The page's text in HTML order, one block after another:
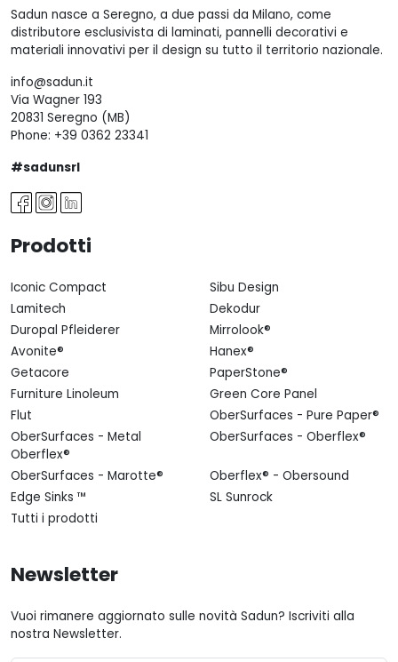
Sadun nasce a Seregno, a due passi da Milano, come
distributore esclusivista di laminati, pannelli decorativi e
materiali innovativi per il design su tutto il territorio nazionale.
info@sadun.it
Via Wagner 193
20831 Seregno (MB)
Phone: +39 0362 23341
#sadunsrl
Prodotti
Iconic Compact
Sibu Design
Lamitech
Dekodur
Duropal Pfleiderer
Mirrolook®
Avonite®
Hanex®
Getacore
PaperStone®
Furniture Linoleum
Green Core Panel
Flut
OberSurfaces - Pure Paper®
OberSurfaces - Metal
Oberflex®
OberSurfaces - Oberflex®
OberSurfaces - Marotte®
Oberflex® - Obersound
Edge Sinks ™
SL Sunrock
Tutti i prodotti
Newsletter
Vuoi rimanere aggiornato sulle novità Sadun? Iscriviti alla
nostra Newsletter.